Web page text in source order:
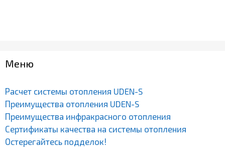
Меню
Расчет системы отопления UDEN-S
Преимущества отопления UDEN-S
Преимущества инфракрасного отопления
Сертификаты качества на системы отопления
Остерегайтесь подделок!